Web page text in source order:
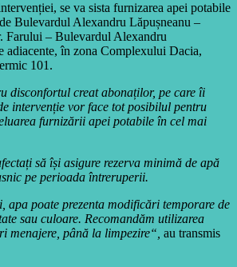
se va sista furnizarea apei potabile
Bulevardul Alexandru Lăpușneanu –
Farului – Bulevardul Alexandru
adiacente, în zona Complexului Dacia,
101.
disconfortul creat abonaților, pe care îi
intervenție vor face tot posibilul pentru
furnizării apei potabile în cel mai
să își asigure rezerva minimă de apă
pe perioada întreruperii.
apa poate prezenta modificări temporare de
sau culoare. Recomandăm utilizarea
menajere, până la limpezire“, au transmis